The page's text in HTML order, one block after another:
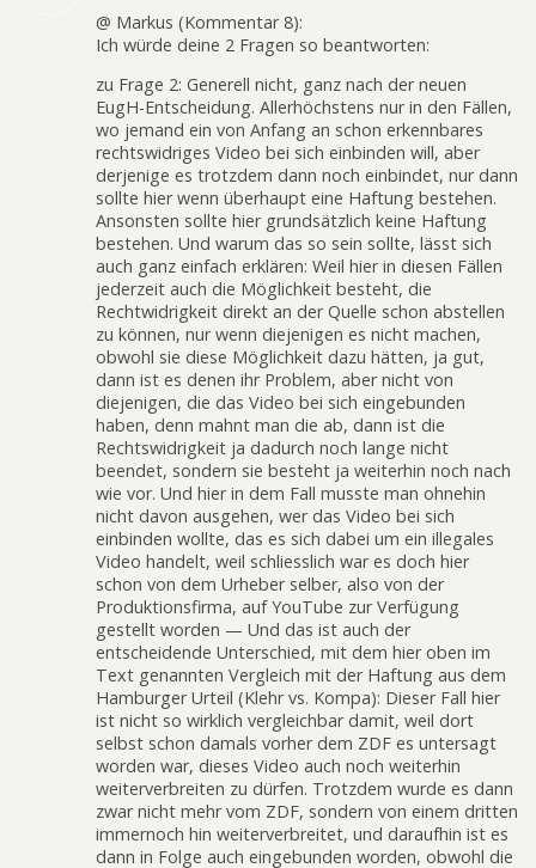
@ Markus (Kommentar 8):
Ich würde deine 2 Fragen so beantworten:
zu Frage 2: Generell nicht, ganz nach der neuen
EugH-Entscheidung. Allerhöchstens nur in den Fällen,
wo jemand ein von Anfang an schon erkennbares
rechtswidriges Video bei sich einbinden will, aber
derjenige es trotzdem dann noch einbindet, nur dann
sollte hier wenn überhaupt eine Haftung bestehen.
Ansonsten sollte hier grundsätzlich keine Haftung
bestehen. Und warum das so sein sollte, lässt sich
auch ganz einfach erklären: Weil hier in diesen Fällen
jederzeit auch die Möglichkeit besteht, die
Rechtwidrigkeit direkt an der Quelle schon abstellen
zu können, nur wenn diejenigen es nicht machen,
obwohl sie diese Möglichkeit dazu hätten, ja gut,
dann ist es denen ihr Problem, aber nicht von
diejenigen, die das Video bei sich eingebunden
haben, denn mahnt man die ab, dann ist die
Rechtswidrigkeit ja dadurch noch lange nicht
beendet, sondern sie besteht ja weiterhin noch nach
wie vor. Und hier in dem Fall musste man ohnehin
nicht davon ausgehen, wer das Video bei sich
einbinden wollte, das es sich dabei um ein illegales
Video handelt, weil schliesslich war es doch hier
schon von dem Urheber selber, also von der
Produktionsfirma, auf YouTube zur Verfügung
gestellt worden — Und das ist auch der
entscheidende Unterschied, mit dem hier oben im
Text genannten Vergleich mit der Haftung aus dem
Hamburger Urteil (Klehr vs. Kompa): Dieser Fall hier
ist nicht so wirklich vergleichbar damit, weil dort
selbst schon damals vorher dem ZDF es untersagt
worden war, dieses Video auch noch weiterhin
weiterverbreiten zu dürfen. Trotzdem wurde es dann
zwar nicht mehr vom ZDF, sondern von einem dritten
immernoch hin weiterverbreitet, und daraufhin ist es
dann in Folge auch eingebunden worden, obwohl die